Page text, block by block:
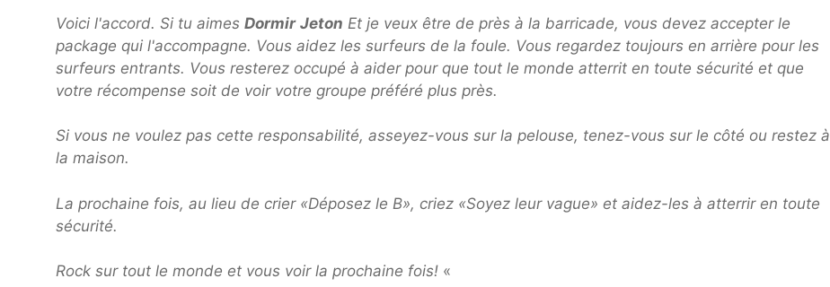
Voici l'accord. Si tu aimes Dormir Jeton Et je veux être de près à la barricade, vous devez accepter le
package qui l'accompagne. Vous aidez les surfeurs de la foule. Vous regardez toujours en arrière pour les
surfeurs entrants. Vous resterez occupé à aider pour que tout le monde atterrit en toute sécurité et que
votre récompense soit de voir votre groupe préféré plus près.
Si vous ne voulez pas cette responsabilité, asseyez-vous sur la pelouse, tenez-vous sur le côté ou restez à
la maison.
La prochaine fois, au lieu de crier «Déposez le B», criez «Soyez leur vague» et aidez-les à atterrir en toute
sécurité.
Rock sur tout le monde et vous voir la prochaine fois! «